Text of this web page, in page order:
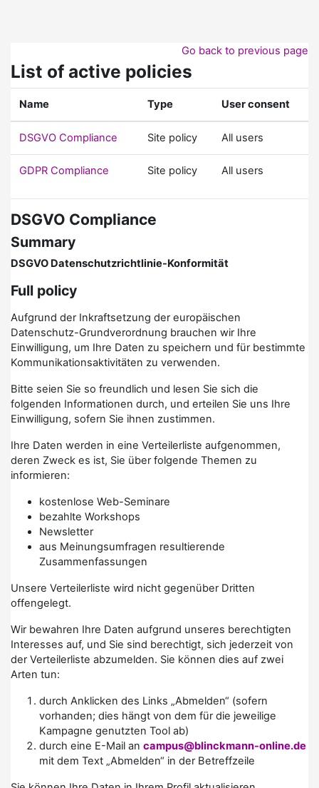
Go back to previous page
List of active policies
Name Type User consent
DSGVO Compliance Site policy All users
GDPR Compliance Site policy All users
DSGVO Compliance
Summary
DSGVO Datenschutzrichtlinie-Konformität
Full policy
Aufgrund der Inkraftsetzung der europäischen
Datenschutz-Grundverordnung brauchen wir Ihre
Einwilligung, um Ihre Daten zu speichern und für bestimmte
Kommunikationsaktivitäten zu verwenden.
Bitte seien Sie so freundlich und lesen Sie sich die
folgenden Informationen durch, und erteilen Sie uns Ihre
Einwilligung, sofern Sie ihnen zustimmen.
Ihre Daten werden in eine Verteilerliste aufgenommen,
deren Zweck es ist, Sie über folgende Themen zu
informieren:
kostenlose Web-Seminare
bezahlte Workshops
Newsletter
aus Meinungsumfragen resultierende
Zusammenfassungen
Unsere Verteilerliste wird nicht gegenüber Dritten
offengelegt.
Wir bewahren Ihre Daten aufgrund unseres berechtigten
Interesses auf, und Sie sind berechtigt, sich jederzeit von
der Verteilerliste abzumelden. Sie können dies auf zwei
Arten tun:
durch Anklicken des Links „Abmelden“ (sofern
vorhanden; dies hängt von dem für die jeweilige
Kampagne genutzten Tool ab)
durch eine E-Mail an campus@blinckmann-online.de
mit dem Text „Abmelden“ in der Betreffzeile